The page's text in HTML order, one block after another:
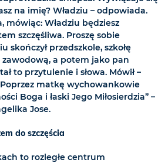
na imię? Władziu – odpowiada.
mówiąc: Władziu będziesz
szczęśliwa. Proszę sobie
skończył przedszkole, szkołę
zawodową, a potem jako pan
to przytulenie i słowa. Mówił –
Poprzez matkę wychowankowie
Boga i łaski Jego Miłosierdzia” –
Jose.
do szczęścia
to rozległe centrum